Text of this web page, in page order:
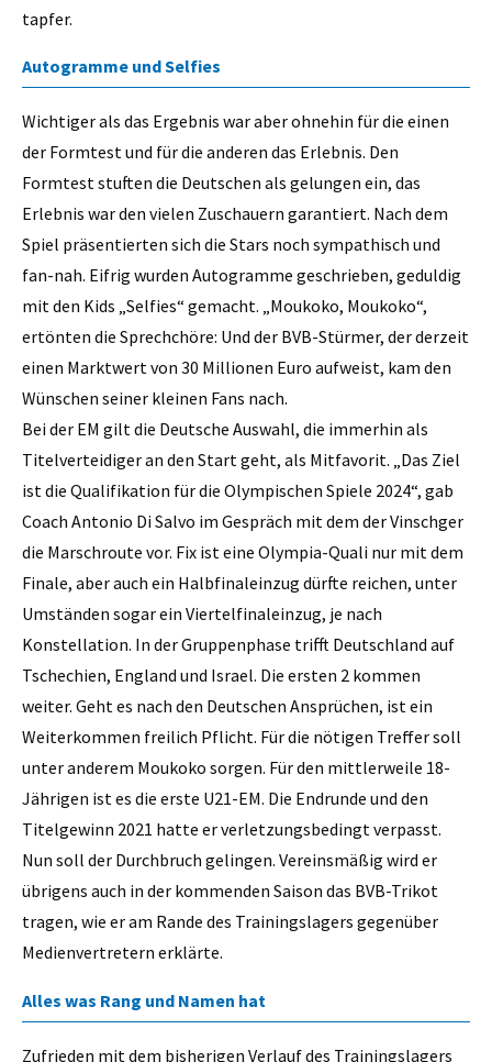
tapfer.
Autogramme und Selfies
Wichtiger als das Ergebnis war aber ohnehin für die einen
der Formtest und für die anderen das Erlebnis. Den
Formtest stuften die Deutschen als gelungen ein, das
Erlebnis war den vielen Zuschauern garantiert. Nach dem
Spiel präsentierten sich die Stars noch sympathisch und
fan-nah. Eifrig wurden Autogramme geschrieben, geduldig
mit den Kids „Selfies“ gemacht. „Moukoko, Moukoko“,
ertönten die Sprechchöre: Und der BVB-Stürmer, der derzeit
einen Marktwert von 30 Millionen Euro aufweist, kam den
Wünschen seiner kleinen Fans nach.
Bei der EM gilt die Deutsche Auswahl, die immerhin als
Titelverteidiger an den Start geht, als Mitfavorit. „Das Ziel
ist die Qualifikation für die Olympischen Spiele 2024“, gab
Coach Antonio Di Salvo im Gespräch mit dem der Vinschger
die Marschroute vor. Fix ist eine Olympia-Quali nur mit dem
Finale, aber auch ein Halbfinaleinzug dürfte reichen, unter
Umständen sogar ein Viertelfinaleinzug, je nach
Konstellation. In der Gruppenphase trifft Deutschland auf
Tschechien, England und Israel. Die ersten 2 kommen
weiter. Geht es nach den Deutschen Ansprüchen, ist ein
Weiterkommen freilich Pflicht. Für die nötigen Treffer soll
unter anderem Moukoko sorgen. Für den mittlerweile 18-
Jährigen ist es die erste U21-EM. Die Endrunde und den
Titelgewinn 2021 hatte er verletzungsbedingt verpasst.
Nun soll der Durchbruch gelingen. Vereinsmäßig wird er
übrigens auch in der kommenden Saison das BVB-Trikot
tragen, wie er am Rande des Trainingslagers gegenüber
Medienvertretern erklärte.
Alles was Rang und Namen hat
Zufrieden mit dem bisherigen Verlauf des Trainingslagers